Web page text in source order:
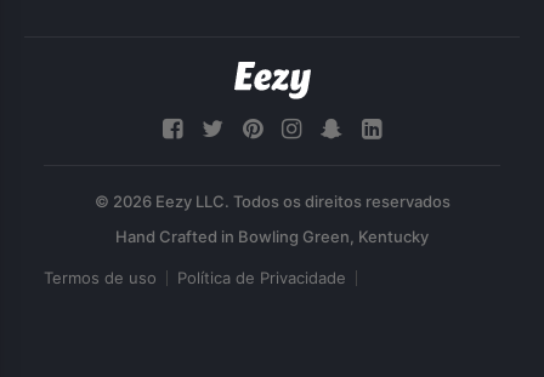
© 2026 Eezy LLC. Todos os direitos reservados
Termos de uso Política de Privacidade